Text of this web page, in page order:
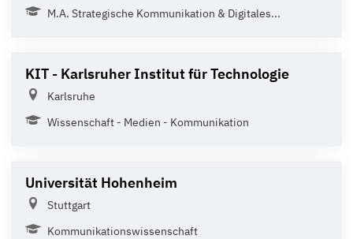
M.A. Strategische Kommunikation & Digitales...
KIT - Karlsruher Institut für Technologie
Karlsruhe
Wissenschaft - Medien - Kommunikation
Universität Hohenheim
Stuttgart
Kommunikationswissenschaft